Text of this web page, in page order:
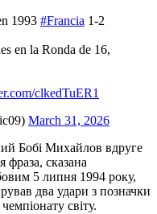
1993 #Francia 1-2
en la Ronda de 16,
clkedTuER1
March 31, 2026
Бобі Михайлов вдруге
фраза, сказана
5 липня 1994 року,
два удари з позначки
світу.